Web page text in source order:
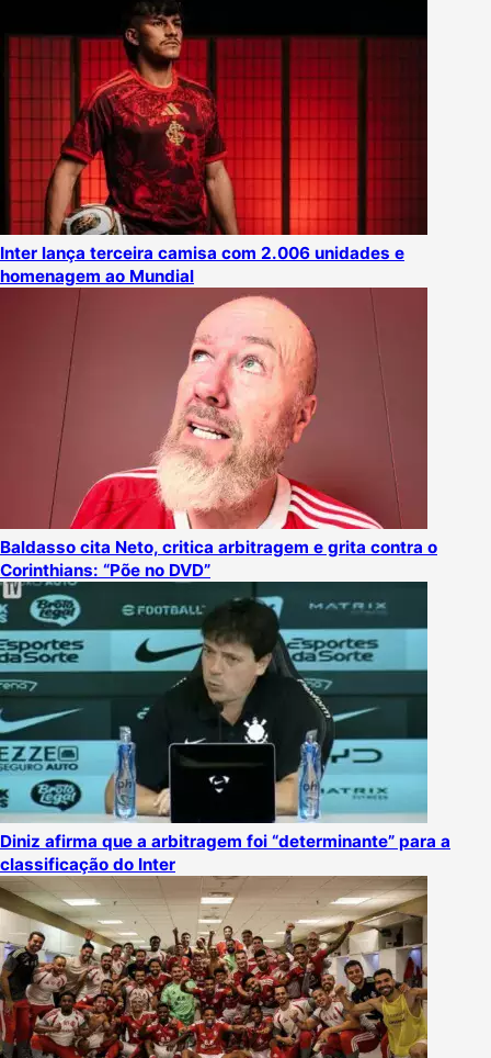
Inter lança terceira camisa com 2.006 unidades e
homenagem ao Mundial
Baldasso cita Neto, critica arbitragem e grita contra o
Corinthians: “Põe no DVD”
Diniz afirma que a arbitragem foi “determinante” para a
classificação do Inter